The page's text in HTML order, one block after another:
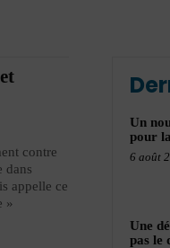
contre
dans
appelle ce
»
Un
pour
6 août
Une
pas le